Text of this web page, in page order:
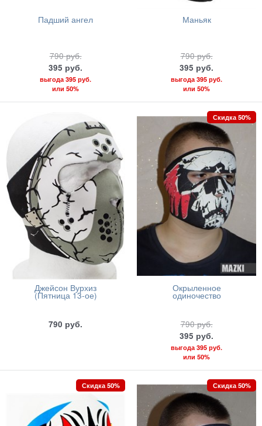
Падший ангел
790 руб.
395 руб.
выгода395 руб.
или 50%
Маньяк
790 руб.
395 руб.
выгода395 руб.
или 50%
Джейсон Вурхиз
(Пятница 13-ое)
790 руб.
Окрыленное
одиночество
790 руб.
395 руб.
выгода395 руб.
или 50%
Скидка 50%
Скидка 50% Скидка 50%